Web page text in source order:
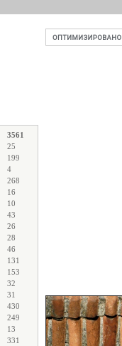
3561
25
199
4
268
16
10
43
26
28
46
131
153
32
31
430
249
13
331